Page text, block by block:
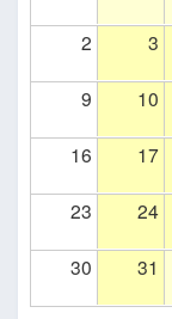
2 3
9 10
16 17
23 24
30 31